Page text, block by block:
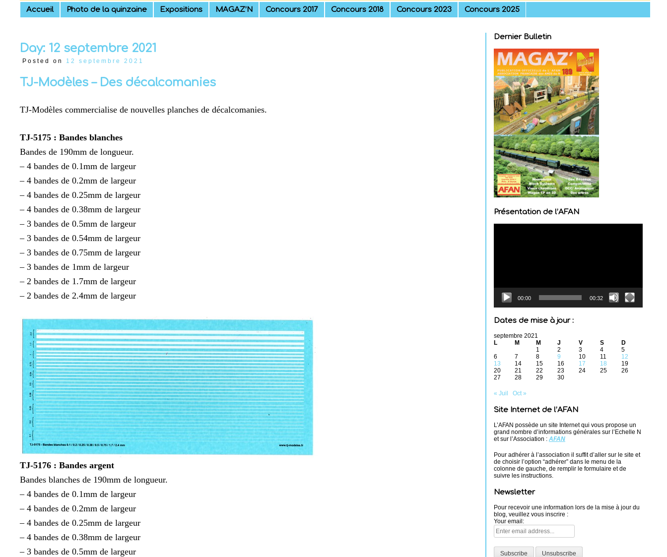
Skip
to
Accueil Photo de la quinzaine Expositions MAGAZ’N Concours 2017 Concours 2018 Concours 2023 Concours 2025
Day: 12 septembre 2021
Posted on 12 septembre 2021
TJ-Modèles – Des décalcomanies
TJ-Modèles commercialise de nouvelles planches de décalcomanies.
TJ-5175 : Bandes blanches
Bandes de 190mm de longueur.
– 4 bandes de 0.1mm de largeur
– 4 bandes de 0.2mm de largeur
– 4 bandes de 0.25mm de largeur
– 4 bandes de 0.38mm de largeur
– 3 bandes de 0.5mm de largeur
– 3 bandes de 0.54mm de largeur
– 3 bandes de 0.75mm de largeur
– 3 bandes de 1mm de largeur
– 2 bandes de 1.7mm de largeur
– 2 bandes de 2.4mm de largeur
TJ-5176 : Bandes argent
Bandes blanches de 190mm de longueur.
– 4 bandes de 0.1mm de largeur
– 4 bandes de 0.2mm de largeur
– 4 bandes de 0.25mm de largeur
– 4 bandes de 0.38mm de largeur
– 3 bandes de 0.5mm de largeur
Dernier Bulletin
Présentation de l’AFAN
00:00 00:32
Dates de mise à jour :
septembre 2021
L
M M J V S
D
1
2 3 4
5
6
7 8 9 10 11
12
13
14 15 16 17 18
19
20
21 22 23 24 25
26
27
28 29 30
« Juil Oct »
Site Internet de l’AFAN
L’AFAN possède un site Internet qui vous propose un
grand nombre d’informations générales sur l’Echelle N
et sur l’Association : AFAN
Pour adhérer à l’association il suffit d’aller sur le site et
de choisir l’option “adhérer” dans le menu de la
colonne de gauche, de remplir le formulaire et de
suivre les instructions.
Newsletter
Pour recevoir une information lors de la mise à jour du
blog, veuillez vous inscrire :
Your email: